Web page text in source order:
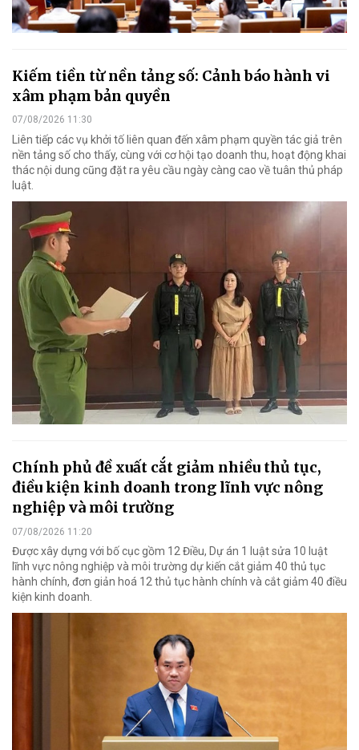
Kiếm tiền từ nền tảng số: Cảnh báo hành vi
xâm phạm bản quyền
07/08/2026 11:30
Liên tiếp các vụ khởi tố liên quan đến xâm phạm quyền tác giả trên
nền tảng số cho thấy, cùng với cơ hội tạo doanh thu, hoạt động khai
thác nội dung cũng đặt ra yêu cầu ngày càng cao về tuân thủ pháp
luật.
Chính phủ đề xuất cắt giảm nhiều thủ tục,
điều kiện kinh doanh trong lĩnh vực nông
nghiệp và môi trường
07/08/2026 11:20
Được xây dựng với bố cục gồm 12 Điều, Dự án 1 luật sửa 10 luật
lĩnh vực nông nghiệp và môi trường dự kiến cắt giảm 40 thủ tục
hành chính, đơn giản hoá 12 thủ tục hành chính và cắt giảm 40 điều
kiện kinh doanh.